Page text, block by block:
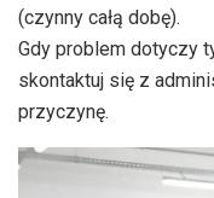
(czynny całą dobę).
Gdy problem dotyczy
skontaktuj się z
przyczynę.